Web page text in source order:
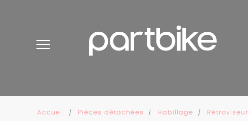
Accueil Pièces détachées Habillage Rétroviseur